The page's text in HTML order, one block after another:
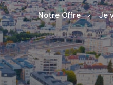
Notre Offre Je